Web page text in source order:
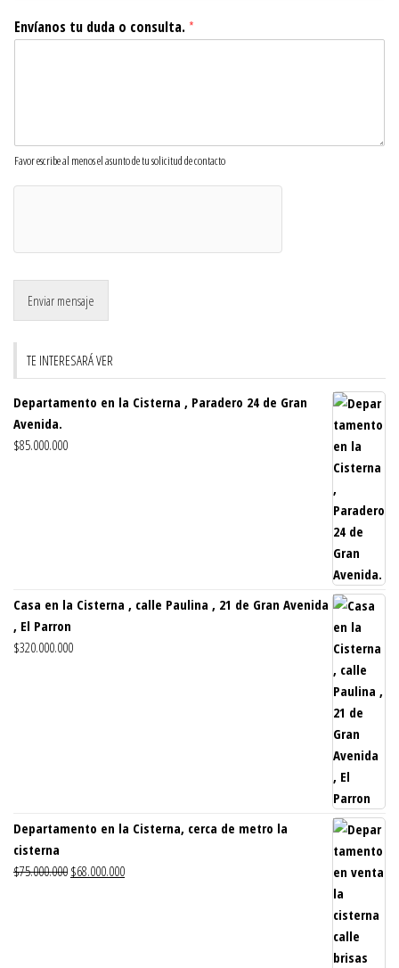
Envíanos tu duda o consulta.*
Favor escribe al menos el asunto de tu solicitud de contacto
Enviar mensaje
TE INTERESARÁ VER
Departamento en la Cisterna , Paradero 24 de Gran
Avenida.
$85.000.000
Casa en la Cisterna , calle Paulina , 21 de Gran Avenida
, El Parron
$320.000.000
Departamento en la Cisterna, cerca de metro la
cisterna
$75.000.000 El
$68.000.000El